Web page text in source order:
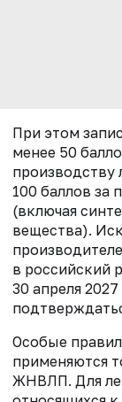
При этом
менее 50
производству
100 баллов за
(включая
вещества).
в российский
30 апреля
Особые
применяются
ЖНВЛП. Для